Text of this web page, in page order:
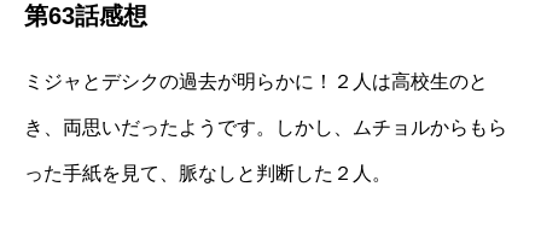
第63話感想
ミジャとデシクの過去が明らかに！２人は高校生のと
き、両思いだったようです。しかし、ムチョルからもら
った手紙を見て、脈なしと判断した２人。